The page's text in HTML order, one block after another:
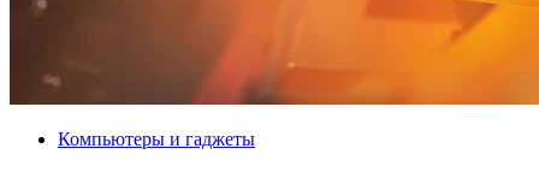
Компьютеры и гаджеты